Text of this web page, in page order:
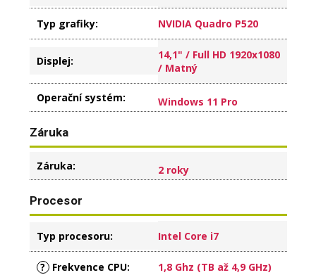
Typ grafiky: NVIDIA Quadro P520
Displej:
14,1" / Full HD 1920x1080
/ Matný
Operační systém: Windows 11 Pro
Záruka
Záruka: 2 roky
Procesor
Typ procesoru: Intel Core i7
? Frekvence CPU: 1,8 Ghz (TB až 4,9 GHz)